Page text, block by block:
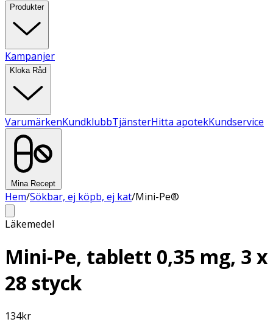
Produkter
Kampanjer
Kloka Råd
VarumärkenKundklubbTjänsterHitta apotekKundservice
Mina Recept
Hem/Sökbar, ej köpb, ej kat/Mini-Pe®
Läkemedel
Mini-Pe, tablett 0,35 mg, 3 x
28 styck
134kr